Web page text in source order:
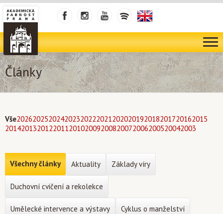
Články
Vše202620252024202320222021202020192018201720162015
201420132012201120102009200820072006200520042003
Všechny články Aktuality Základy víry
Duchovní cvičení a rekolekce
Umělecké intervence a výstavy Cyklus o manželství